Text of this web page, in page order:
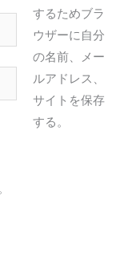
するためブラ
ウザーに自分
の名前、メー
ルアドレス、
サイトを保存
する。